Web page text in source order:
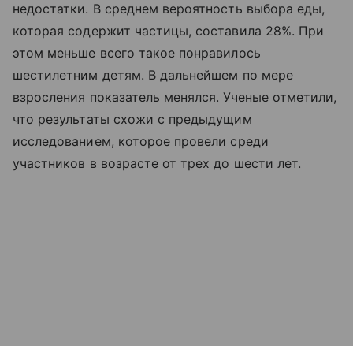
недостатки. В среднем вероятность выбора еды,
которая содержит частицы, составила 28%. При
этом меньше всего такое понравилось
шестилетним детям. В дальнейшем по мере
взросления показатель менялся. Ученые отметили,
что результаты схожи с предыдущим
исследованием, которое провели среди
участников в возрасте от трех до шести лет.